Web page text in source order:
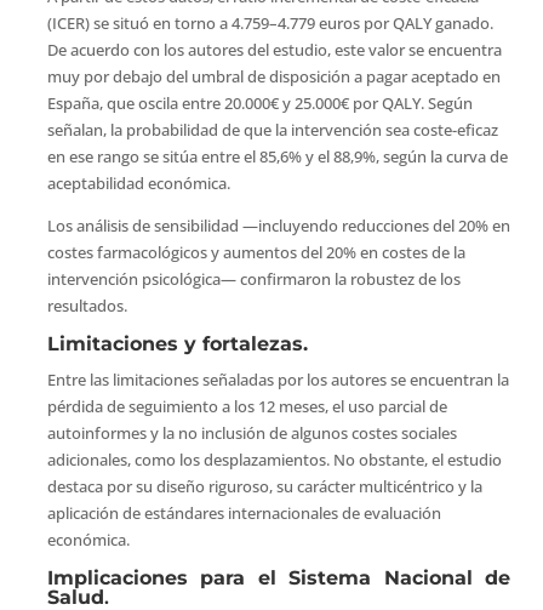
(ICER) se situó en torno a 4.759–4.779 euros por QALY ganado.
De acuerdo con los autores del estudio, este valor se encuentra
muy por debajo del umbral de disposición a pagar aceptado en
España, que oscila entre 20.000€ y 25.000€ por QALY. Según
señalan, la probabilidad de que la intervención sea coste-eficaz
en ese rango se sitúa entre el 85,6% y el 88,9%, según la curva de
aceptabilidad económica.
Los análisis de sensibilidad —incluyendo reducciones del 20% en
costes farmacológicos y aumentos del 20% en costes de la
intervención psicológica— confirmaron la robustez de los
resultados.
Limitaciones y fortalezas.
Entre las limitaciones señaladas por los autores se encuentran la
pérdida de seguimiento a los 12 meses, el uso parcial de
autoinformes y la no inclusión de algunos costes sociales
adicionales, como los desplazamientos. No obstante, el estudio
destaca por su diseño riguroso, su carácter multicéntrico y la
aplicación de estándares internacionales de evaluación
económica.
Implicaciones para el Sistema Nacional de
Salud.